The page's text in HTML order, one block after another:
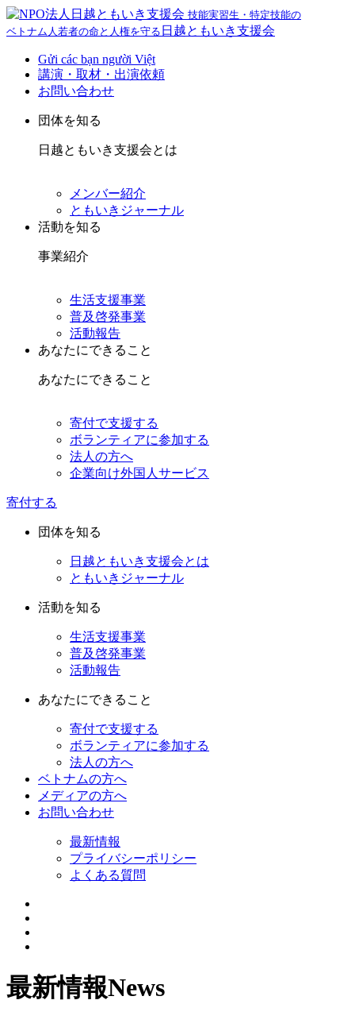
技能実習生・特定技能の
ベトナム人若者の命と人権を守る 日越ともいき支援会
Gửi các bạn người Việt
講演・取材・出演依頼
お問い合わせ
団体を知る
日越ともいき支援会とは
メンバー紹介
ともいきジャーナル
活動を知る
事業紹介
生活支援事業
普及啓発事業
活動報告
あなたにできること
あなたにできること
寄付で支援する
ボランティアに参加する
法人の方へ
企業向け外国人サービス
寄付する
団体を知る
日越ともいき支援会とは
ともいきジャーナル
活動を知る
生活支援事業
普及啓発事業
活動報告
あなたにできること
寄付で支援する
ボランティアに参加する
法人の方へ
ベトナムの方へ
メディアの方へ
お問い合わせ
最新情報
プライバシーポリシー
よくある質問
最新情報News